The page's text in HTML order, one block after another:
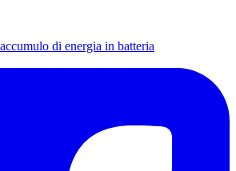
di energia in batteria